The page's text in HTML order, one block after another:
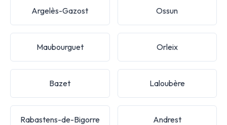
Argelès-Gazost Ossun
Maubourguet Orleix
Bazet Laloubère
Rabastens-de-Bigorre Andrest